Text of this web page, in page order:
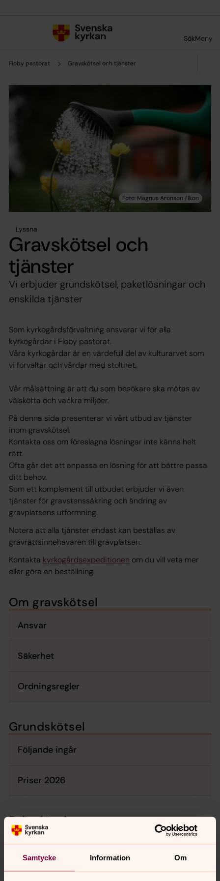
Samtycke Information Om
SökMeny
Floby pastorat Gravskötsel och tjänster
Lyssna
Gravskötsel och
tjänster
Vi erbjuder grundskötsel, paketlösningar och
enskilda tjänster
Som kyrkogårdsförvaltning ansvarar vi för alla
kyrkogårdar i Floby pastorat.
Våra kyrkogårdar är en värdefull del av kulturarvet som
vi förvaltar och vårdar med stolthet.
Vår målsättning är att du som besökare ska mötas av
välskötta och vackra miljöer.
På denna sida presenterar vi vårt utbud av tjänster
inom gravskötsel.
Kontakta oss om föreslagna lösningar inte känns helt
rätt.
Ofta går det att anpassa en lösning för att bättre passa
ditt behov.
Som ett komplement till utbudet erbjuder vi även
tjänster för gravstenssäkring och ändring av
gravplatsens utformning.
Notera att alla tjänster endast kan beställas av
gravrättsinnehavaren till gravplatsen.
Kontakta kyrkogårdsexpeditionen om du vill veta mer
eller göra en beställning.
Om gravskötsel
Ansvar
Säkerhet
Ordningsregler
Grundskötsel
Följande ingår
Priser 2026
Paketlösningar
Exempel på paketlösningar
Priser 2026